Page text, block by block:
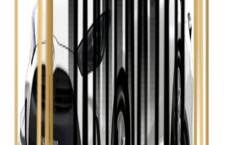
Seat Leon
Skoda Fabia
Zobacz
Skoda Kamiq
Zobacz